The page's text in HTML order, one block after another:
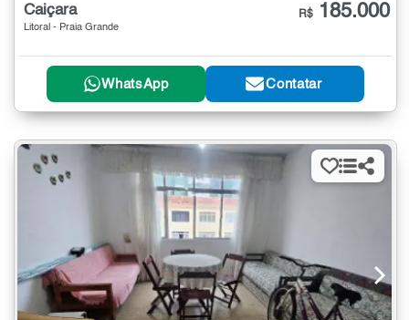
Caiçara
Litoral - Praia Grande
R$ 185.000
WhatsApp Contatar